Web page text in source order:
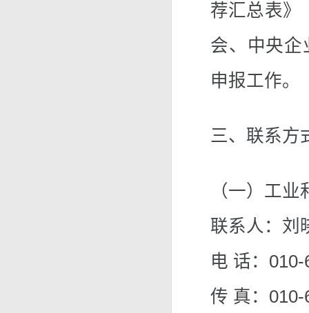
荐汇总表》
会、中央企
申报工作。
三、联系方
（一）工
联系人：刘
电 话：
传 真：010-